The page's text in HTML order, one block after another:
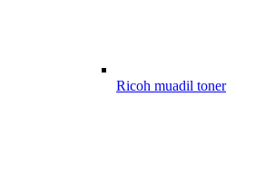
Ricoh muadil toner